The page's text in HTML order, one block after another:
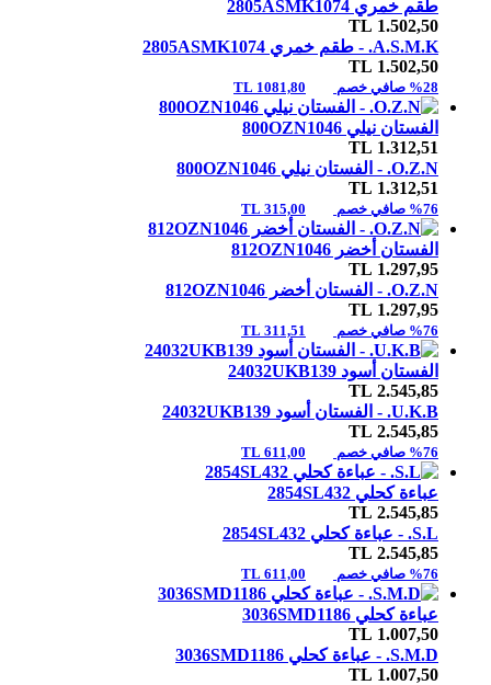
طقم خمري 2805ASMK1074
1.502,50
A.S.M.K. -
طقم خمري 2805ASMK1074
1.502,50
%28 صافي خصم 1081,80 TL
الفستان نيلي 800OZN1046
1.312,51
O.Z.N. -
الفستان نيلي 800OZN1046
1.312,51
%76 صافي خصم 315,00 TL
الفستان أخضر 812OZN1046
1.297,95
O.Z.N. -
الفستان أخضر 812OZN1046
1.297,95
%76 صافي خصم 311,51 TL
الفستان أسود 24032UKB139
2.545,85
U.K.B. -
الفستان أسود 24032UKB139
2.545,85
%76 صافي خصم 611,00 TL
عباءة كحلي 2854SL432
2.545,85
S.L. -
عباءة كحلي 2854SL432
2.545,85
%76 صافي خصم 611,00 TL
عباءة كحلي 3036SMD1186
1.007,50
S.M.D. -
عباءة كحلي 3036SMD1186
1.007,50